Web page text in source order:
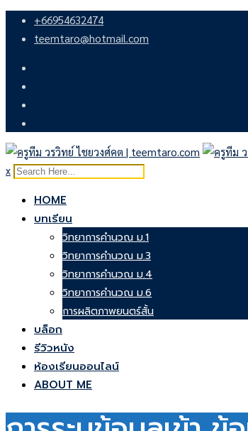
Skip
+66954632474
teemtaro@hotmail.com
x
HOME
บทเรียน
วิทยาการคำนวณ ม.1
วิทยาการคำนวณ ม.3
วิทยาการคำนวณ ม.4
วิทยาการคำนวณ ม.6
การผลิตภาพยนตร์สั้น
บล็อก
รีวิวหนัง
ห้องเรียนออนไลน์
ABOUT ME